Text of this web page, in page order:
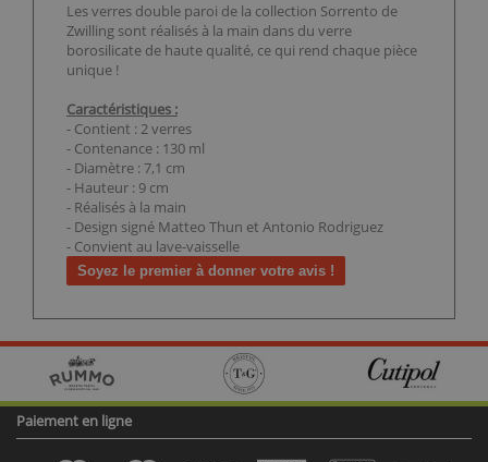
Les verres double paroi de la collection Sorrento de
Zwilling sont réalisés à la main dans du verre
borosilicate de haute qualité, ce qui rend chaque pièce
unique !
Caractéristiques :
- Contient : 2 verres
- Contenance : 130 ml
- Diamètre : 7,1 cm
- Hauteur : 9 cm
- Réalisés à la main
- Design signé Matteo Thun et Antonio Rodriguez
- Convient au lave-vaisselle
Soyez le premier à donner votre avis !
Paiement en ligne